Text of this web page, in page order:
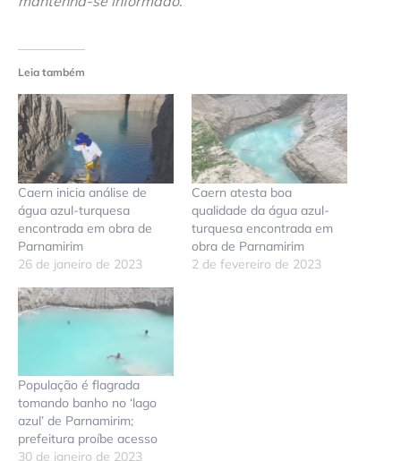
Leia também
Caern inicia análise de
água azul-turquesa
encontrada em obra de
Parnamirim
26 de janeiro de 2023
Caern atesta boa
qualidade da água azul-
turquesa encontrada em
obra de Parnamirim
2 de fevereiro de 2023
População é flagrada
tomando banho no ‘lago
azul’ de Parnamirim;
prefeitura proíbe acesso
30 de janeiro de 2023